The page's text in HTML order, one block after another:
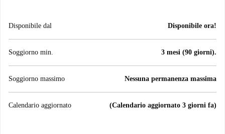
Disponibile dal Disponibile ora!
Soggiorno min. 3 mesi (90 giorni).
Soggiorno massimo Nessuna permanenza massima
Calendario aggiornato (Calendario aggiornato 3 giorni fa)